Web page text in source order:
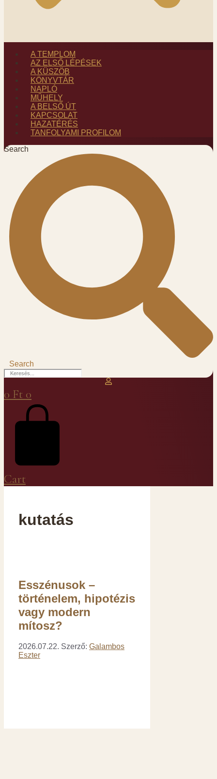
A TEMPLOM
AZ ELSŐ LÉPÉSEK
A KÜSZÖB
KÖNYVTÁR
NAPLÓ
MŰHELY
A BELSŐ ÚT
KAPCSOLAT
HAZATÉRÉS
TANFOLYAMI PROFILOM
Search
Search
0 Ft 0
Cart
kutatás
Esszénusok –
történelem, hipotézis
vagy modern
mítosz?
2026.07.22. Szerző: Galambos
Eszter